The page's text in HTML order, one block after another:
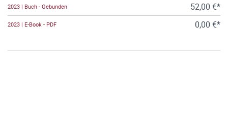
2023 | Buch - Gebunden 52,00 €*
2023 | E-Book - PDF 0,00 €*